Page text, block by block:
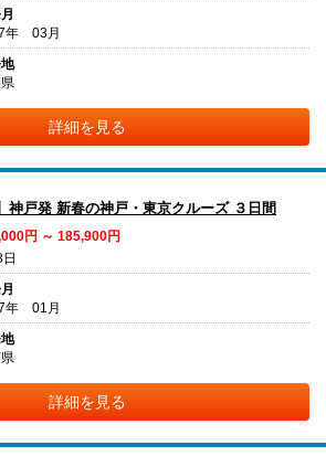
年 03月
詳細を見る
神戸発 新春の神戸・東京クルーズ ３日間
円 ～ 185,900円
年 01月
詳細を見る